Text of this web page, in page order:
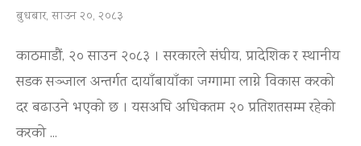
बुधबार, साउन २०, २०८३
काठमाडौं, २० साउन २०८३ । सरकारले संघीय, प्रादेशिक र स्थानीय
सडक सञ्जाल अन्तर्गत दायाँबायाँका जग्गामा लाग्ने विकास करको
दर बढाउने भएको छ । यसअघि अधिकतम २० प्रतिशतसम्म रहेको
करको ...